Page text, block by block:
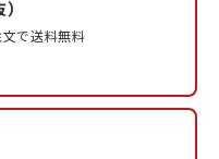
で送料無料